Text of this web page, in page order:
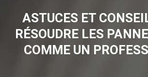
ASTUCES ET
RÉSOUDRE LES
COMME UN